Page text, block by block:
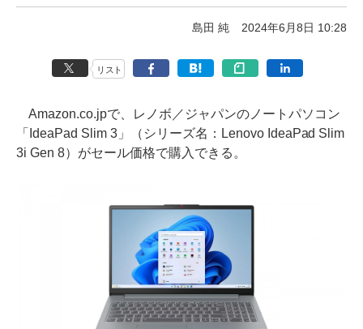
島田 純 2024年6月8日 10:28
リスト
Amazon.co.jpで、レノボ／ジャパンのノートパソコン
「IdeaPad Slim 3」（シリーズ名：Lenovo IdeaPad Slim
3i Gen 8）がセール価格で購入できる。